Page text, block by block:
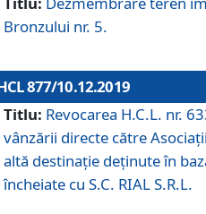
Bronzului nr. 5.
877/10.12.2019
Titlu: Revocarea H.C.L. nr.
vânzării directe către
altă destinație deținute în
încheiate cu S.C. RIAL S.R.L.